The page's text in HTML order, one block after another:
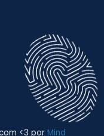
<3 por Mind